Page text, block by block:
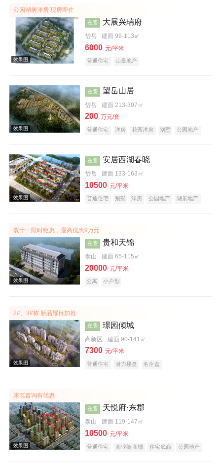
效果图
效果图
效果图
效果图
公园湖居洋房 现房即住
在售 大展兴瑞府
岱岳 建面 99-113㎡
6000 元/平米
普通住宅 山景地产
在售 望岳山居
岱岳 建面 213-397㎡
200 万元/套
普通住宅 洋房 花园洋房 别墅
公园地产
在售
安居西湖春晓
岱岳 建面 133-163㎡
10500 元/平米
普通住宅 别墅 洋房 公园地产
湖景地产
双十一限时钜惠，最高优惠9万元
在售 贵和天锦
泰山 建面 65-115㎡
20000 元/平米
公寓 小户型
2#、3#栋 新品耀目加推
在售 璟园倾城
高新区 建面 90-141㎡
7300 元/平米
普通住宅 潜力楼盘 名企盘
来电咨询有优惠
在售 天悦府·东郡
泰山 建面 119-147㎡
10500 元/平米
普通住宅 商业街商铺 住宅底商
公园地产